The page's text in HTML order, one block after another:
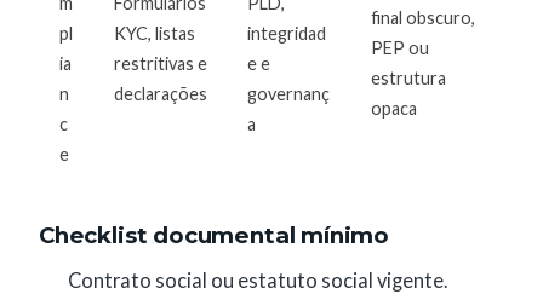
pl
ia
n
c
e
KYC, listas
restritivas e
declarações
integridad
e e
governanç
a
final obscuro,
PEP ou
estrutura
opaca
Checklist documental mínimo
Contrato social ou estatuto social vigente.